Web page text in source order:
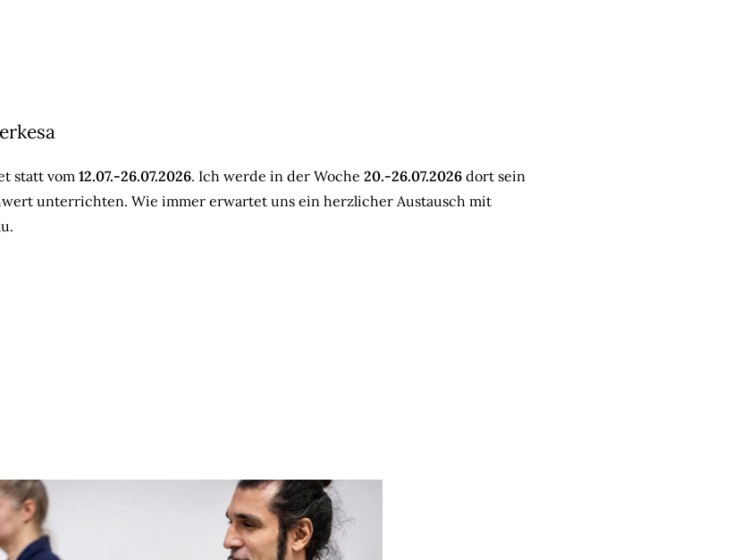
statt vom 12.07.-26.07.2026. Ich werde in der Woche 20.-26.07.2026dort sein
unterrichten. Wie immer erwartet uns ein herzlicher Austausch mit